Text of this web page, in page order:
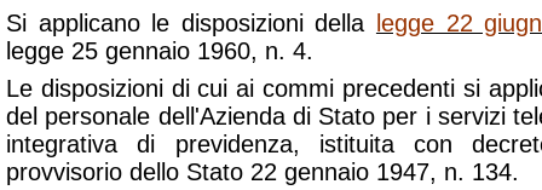
Si applicano le disposizioni della
legge 22
legge 25 gennaio 1960, n. 4.
Le disposizioni di cui ai commi precedenti si
del personale dell'Azienda di Stato per i servizi
integrativa di previdenza, istituita con
provvisorio dello Stato 22 gennaio 1947, n. 134.